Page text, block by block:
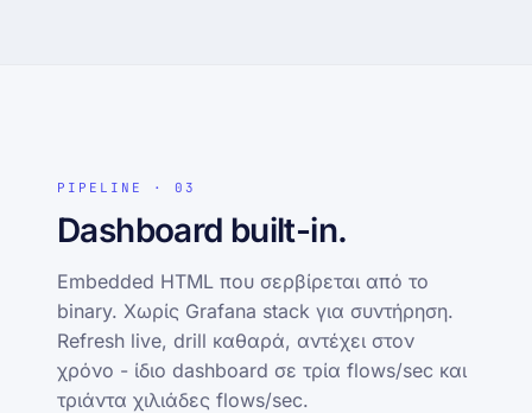
PIPELINE · 03
Dashboard built-in.
Embedded HTML που σερβίρεται από το
binary. Χωρίς Grafana stack για συντήρηση.
Refresh live, drill καθαρά, αντέχει στον
χρόνο - ίδιο dashboard σε τρία flows/sec και
τριάντα χιλιάδες flows/sec.